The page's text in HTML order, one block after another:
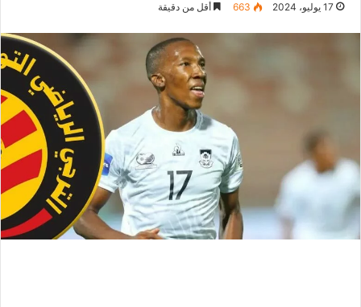
17 يوليو، 2024 663 أقل من دقيقة